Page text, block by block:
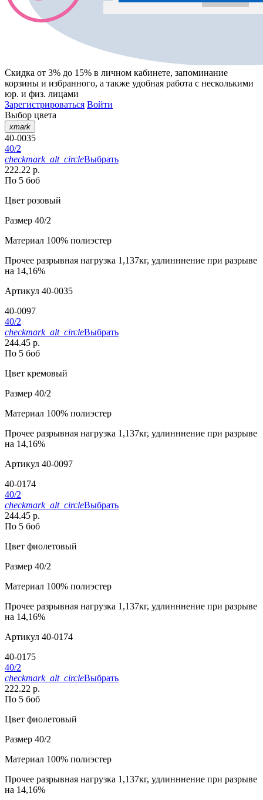
Скидка от 3% до 15% в личном кабинете, запоминание
корзины и избранного, а также удобная работа с несколькими
юр. и физ. лицами
Зарегистрироваться Войти
Выбор цвета
xmark
40-0035
40/2
checkmark_alt_circleВыбрать
222.22 р.
По 5 боб
Цвет розовый
Размер 40/2
Материал 100% полиэстер
Прочее разрывная нагрузка 1,137кг, удлинннение при разрыве
на 14,16%
Артикул 40-0035
40-0097
40/2
checkmark_alt_circleВыбрать
244.45 р.
По 5 боб
Цвет кремовый
Размер 40/2
Материал 100% полиэстер
Прочее разрывная нагрузка 1,137кг, удлинннение при разрыве
на 14,16%
Артикул 40-0097
40-0174
40/2
checkmark_alt_circleВыбрать
244.45 р.
По 5 боб
Цвет фиолетовый
Размер 40/2
Материал 100% полиэстер
Прочее разрывная нагрузка 1,137кг, удлинннение при разрыве
на 14,16%
Артикул 40-0174
40-0175
40/2
checkmark_alt_circleВыбрать
222.22 р.
По 5 боб
Цвет фиолетовый
Размер 40/2
Материал 100% полиэстер
Прочее разрывная нагрузка 1,137кг, удлинннение при разрыве
на 14,16%